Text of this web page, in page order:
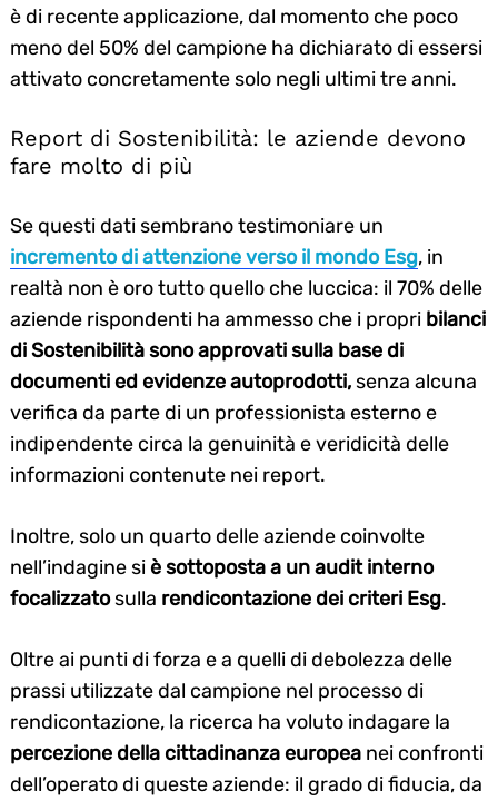
è di recente applicazione, dal momento che poco
meno del 50% del campione ha dichiarato di essersi
attivato concretamente solo negli ultimi tre anni.
Report di Sostenibilità: le aziende devono
fare molto di più
Se questi dati sembrano testimoniare un
incremento di attenzione verso il mondo Esg, in
realtà non è oro tutto quello che luccica: il 70% delle
aziende rispondenti ha ammesso che i propri bilanci
di Sostenibilità sono approvati sulla base di
documenti ed evidenze autoprodotti, senza alcuna
verifica da parte di un professionista esterno e
indipendente circa la genuinità e veridicità delle
informazioni contenute nei report.
Inoltre, solo un quarto delle aziende coinvolte
nell’indagine siè sottoposta a un audit interno
focalizzatosulla rendicontazione dei criteri Esg.
Oltre ai punti di forza e a quelli di debolezza delle
prassi utilizzate dal campione nel processo di
rendicontazione, la ricerca ha voluto indagare la
percezione della cittadinanza europea nei confronti
dell’operato di queste aziende: il grado di fiducia, da